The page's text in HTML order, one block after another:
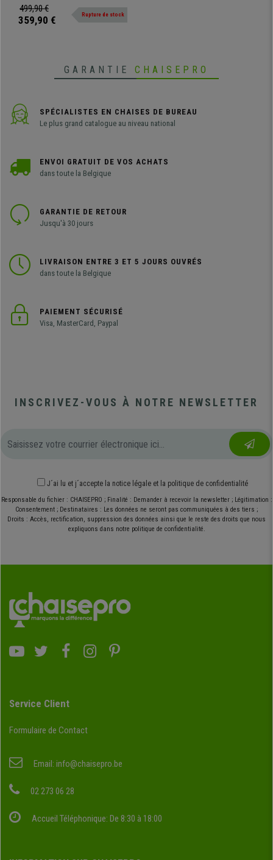
surface de travail, pieds en bois
de chêne, avec 3 tiroirs
499,90 €
359,90 € Rupture de stock
GARANTIE CHAISEPRO
SPÉCIALISTES EN CHAISES DE BUREAU
Le plus grand catalogue au niveau national
ENVOI GRATUIT DE VOS ACHATS
dans toute la Belgique
GARANTIE DE RETOUR
Jusqu'à 30 jours
LIVRAISON ENTRE 3 ET 5 JOURS OUVRÉS
dans toute la Belgique
PAIEMENT SÉCURISÉ
Visa, MasterCard, Paypal
INSCRIVEZ-VOUS À NOTRE NEWSLETTER
J´ai lu et j´accepte la notice légale et la politique de confidentialité
Responsable du fichier : CHAISEPRO ; Finalité : Demander à recevoir la newsletter ; Légitimation :
Consentement ; Destinataires : Les données ne seront pas communiquées à des tiers ;
Droits : Accès, rectification, suppression des données ainsi que le reste des droits que nous
expliquons dans notre politique de confidentialité.
Service Client
Formulaire de Contact
Email: info@chaisepro.be
02 273 06 28
Accueil Téléphonique: De 8:30 à 18:00